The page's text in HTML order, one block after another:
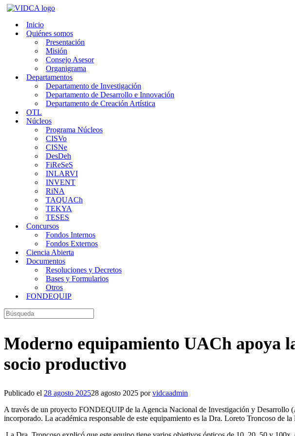
Saltar
contenidoInicio
Quiénes somos
Presentación
Misión
Consejo Asesor
Organigrama
Departamentos
Departamento de Investigación
Departamento de Desarrollo e Innovación
Departamento de Creación Artística
OTL
Núcleos
Programa Núcleos
CISVo
CISNe
DesDeh
FiReSeS
INLARVI
INVENT
RiNA
TAQUACh
TEKYA
TESES
Concursos
Fondos Internos
Fondos Externos
Ciencia Abierta
Documentos
Resoluciones y Decretos
Bases y Formularios
Otros
FONDEQUIP
Buscar:
Moderno equipamiento UACh apoya
socio productivo
Publicado el 28 agosto 202528 agosto 2025 porvidcaadmin
A través de un proyecto FONDEQUIP de la Agencia Nacional de Investigación y
incorporado. La académica responsable de este equipamiento es la Dra. Loreto Troncoso de